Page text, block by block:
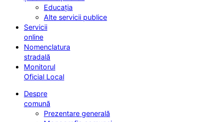
Educația
Alte servicii publice
Servicii
online
Nomenclatura
stradală
Monitorul
Oficial Local
Despre
comună
Prezentare generală